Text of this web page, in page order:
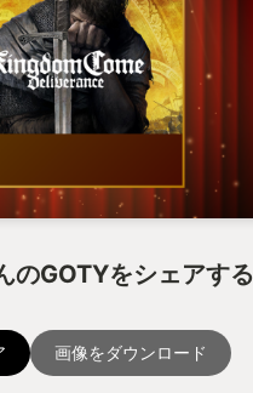
のGOTYをシェアする
画像をダウンロード